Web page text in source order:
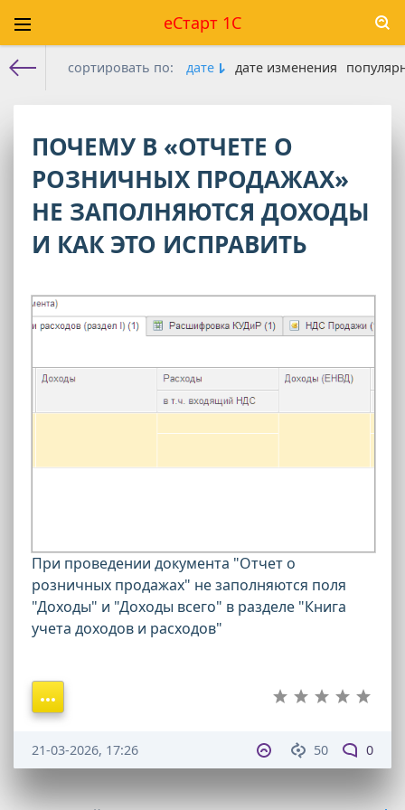
еСтарт 1С
сортировать по: дате дате изменения
ПОЧЕМУ В «ОТЧЕТЕ О
РОЗНИЧНЫХ ПРОДАЖАХ»
НЕ ЗАПОЛНЯЮТСЯ ДОХОДЫ
И КАК ЭТО ИСПРАВИТЬ
При проведении документа "Отчет о
розничных продажах" не заполняются поля
"Доходы" и "Доходы всего" в разделе "Книга
учета доходов и расходов"
50 0
21-03-2026, 17:26